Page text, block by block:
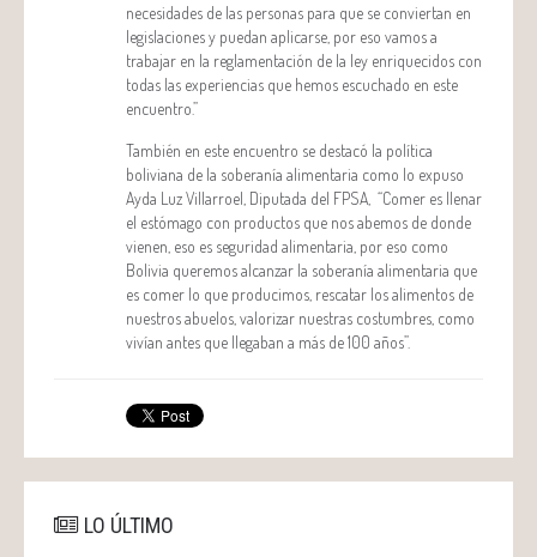
necesidades de las personas para que se conviertan en
legislaciones y puedan aplicarse, por eso vamos a
trabajar en la reglamentación de la ley enriquecidos con
todas las experiencias que hemos escuchado en este
encuentro.”
También en este encuentro se destacó la política
boliviana de la soberanía alimentaria como lo expuso
Ayda Luz Villarroel, Diputada del FPSA, “Comer es llenar
el estómago con productos que nos abemos de donde
vienen, eso es seguridad alimentaria, por eso como
Bolivia queremos alcanzar la soberanía alimentaria que
es comer lo que producimos, rescatar los alimentos de
nuestros abuelos, valorizar nuestras costumbres, como
vivían antes que llegaban a más de 100 años”.
LO ÚLTIMO